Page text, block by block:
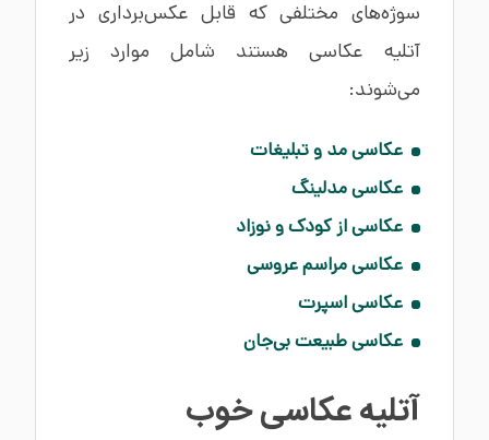
سوژه‌های مختلفی که قابل عکس‌برداری در
آتلیه عکاسی هستند شامل موارد زیر
می‌شوند:
عکاسی مد و تبلیغات
عکاسی مدلینگ
عکاسی از کودک و نوزاد
عکاسی مراسم عروسی
عکاسی اسپرت
عکاسی طبیعت بی‌جان
آتلیه عکاسی خوب